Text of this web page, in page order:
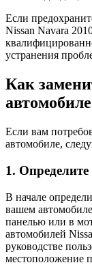
Если
Nissan Navara
устранения
Как
автомобиле
Если вам
автомобиле,
1.
В начале
вашем
панелью или в
автомобилей
руководстве
местоположение